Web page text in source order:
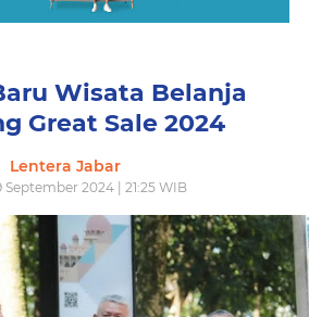
Wisata Belanja
Great Sale 2024
Lentera Jabar
September 2024 | 21:25 WIB